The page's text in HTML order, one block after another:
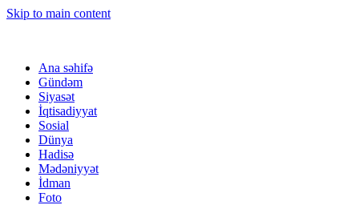
Skip to main content
Ana səhifə
Gündəm
Siyasət
İqtisadiyyat
Sosial
Dünya
Hadisə
Mədəniyyət
İdman
Foto